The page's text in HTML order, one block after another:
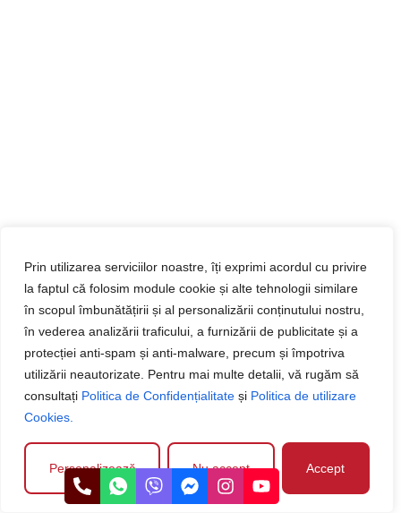
Prin utilizarea serviciilor noastre, îți exprimi acordul cu privire
la faptul că folosim module cookie și alte tehnologii similare
în scopul îmbunătățirii și al personalizării conținutului nostru,
în vederea analizării traficului, a furnizării de publicitate și a
protecției anti-spam și anti-malware, precum și împotriva
utilizării neautorizate. Pentru mai multe detalii, vă rugăm să
consultați Politica de Confidențialitate și Politica de utilizare
Cookies.
Personalizează Nu accept Accept